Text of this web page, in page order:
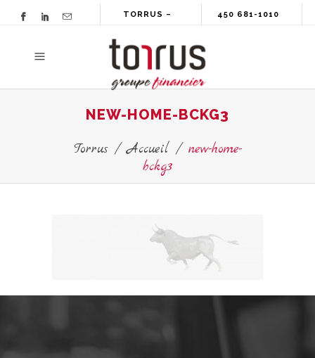
TORRUS – 450 681-1010
NEW-HOME-BCKG3
Torrus/Accueil/ new-home-
bckg3